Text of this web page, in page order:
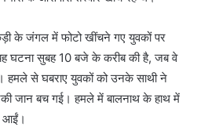
के जंगल में फोटो खींचने गए युवकों पर
घटना सुबह 10 बजे के करीब की है, जब वे
हमले से घबराए युवकों को उनके साथी ने
जान बच गई। हमले में बालनाथ के हाथ में
आईं।